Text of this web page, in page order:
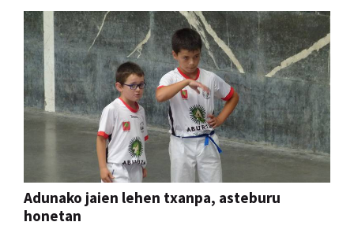
Adunako jaien lehen txanpa, asteburu
honetan